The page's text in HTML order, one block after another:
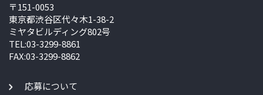
〒151-0053
東京都渋谷区代々木1-38-2
ミヤタビルディング802号
TEL:03-3299-8861
FAX:03-3299-8862
応募について